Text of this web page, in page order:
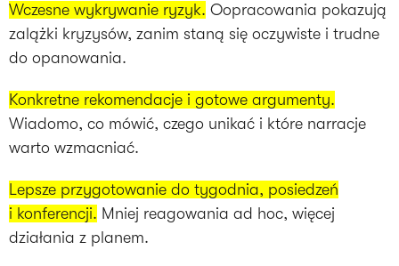
Wczesne wykrywanie ryzyk. Oopracowania pokazują
zalążki kryzysów, zanim staną się oczywiste i trudne
do opanowania.
Konkretne rekomendacje i gotowe argumenty.
Wiadomo, co mówić, czego unikać i które narracje
warto wzmacniać.
Lepsze przygotowanie do tygodnia, posiedzeń
i konferencji. Mniej reagowania ad hoc, więcej
działania z planem.